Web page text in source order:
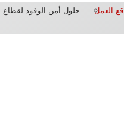
العمل حلول أمن الوقود لقطاع